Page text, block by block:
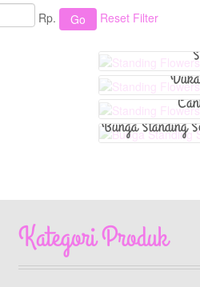
Rp. Reset Filter
Standing
Standing
Standing
Bunga Standing
Kategori Produk